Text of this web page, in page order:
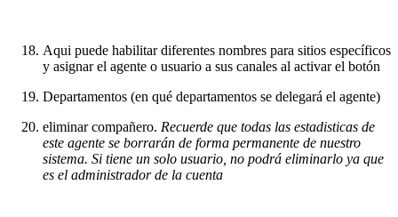
Aqui puede habilitar diferentes nombres para sitios específicos
y asignar el agente o usuario a sus canales al activar el botón
Departamentos (en qué departamentos se delegará el agente)
eliminar compañero. Recuerde que todas las estadisticas de
este agente se borrarán de forma permanente de nuestro
sistema. Si tiene un solo usuario, no podrá eliminarlo ya que
es el administrador de la cuenta